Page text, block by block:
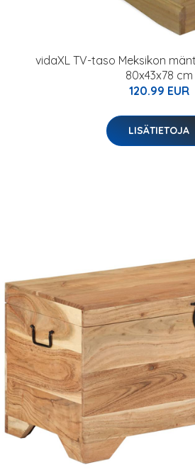
vidaXL TV-taso Meksikon
80x43x78 cm
120.99 EUR
LISÄTIETOJA